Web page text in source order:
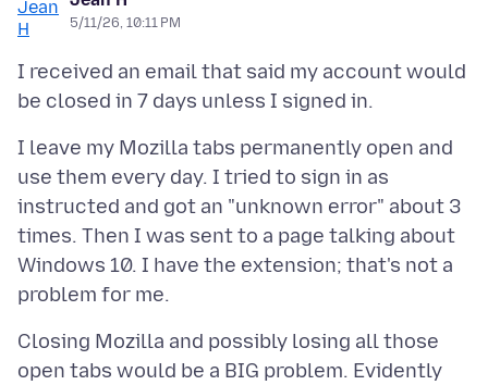
5/11/26, 10:11 PM
I received an email that said my account would
I leave my Mozilla tabs permanently open and
use them every day. I tried to sign in as
instructed and got an "unknown error" about 3
times. Then I was sent to a page talking about
Windows 10. I have the extension; that's not a
Closing Mozilla and possibly losing all those
open tabs would be a BIG problem. Evidently